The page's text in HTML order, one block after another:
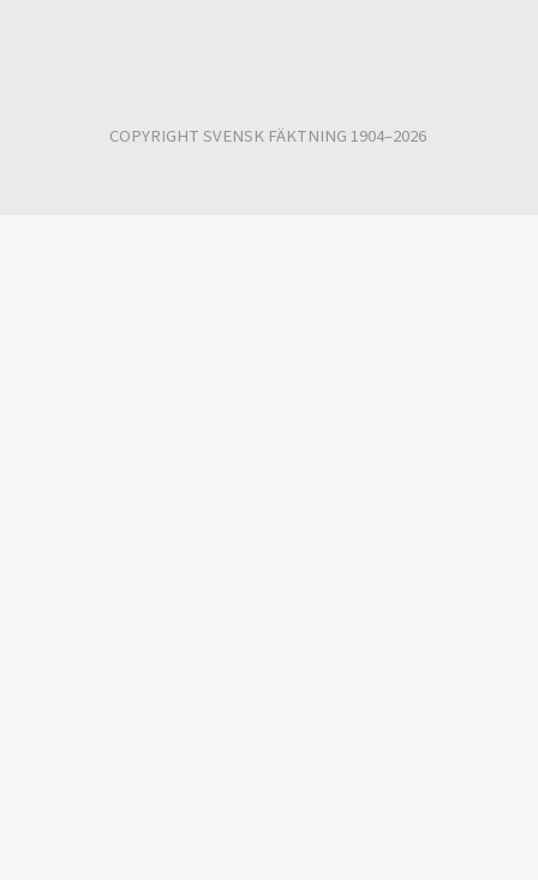
COPYRIGHT SVENSK FÄKTNING 1904–2026